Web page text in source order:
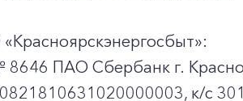
8646 ПАО Сбербанк г.
к/c